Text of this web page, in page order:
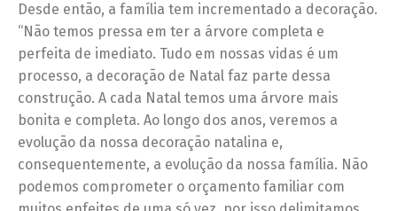
Desde então, a família tem incrementado a decoração.
“Não temos pressa em ter a árvore completa e
perfeita de imediato. Tudo em nossas vidas é um
processo, a decoração de Natal faz parte dessa
construção. A cada Natal temos uma árvore mais
bonita e completa. Ao longo dos anos, veremos a
evolução da nossa decoração natalina e,
consequentemente, a evolução da nossa família. Não
podemos comprometer o orçamento familiar com